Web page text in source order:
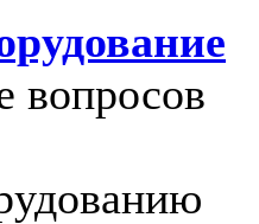
вопросов